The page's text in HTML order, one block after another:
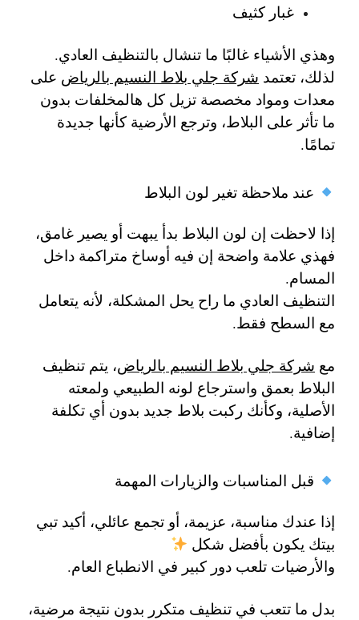
غبار كثيف
وهذي الأشياء غالبًا ما تنشال بالتنظيف العادي.
لذلك، تعتمد شركة جلي بلاط النسيم بالرياض على
معدات ومواد مخصصة تزيل كل هالمخلفات بدون
ما تأثر على البلاط، وترجع الأرضية كأنها جديدة
تمامًا.
عند ملاحظة تغير لون البلاط
إذا لاحظت إن لون البلاط بدأ يبهت أو يصير غامق،
فهذي علامة واضحة إن فيه أوساخ متراكمة داخل
المسام.
التنظيف العادي ما راح يحل المشكلة، لأنه يتعامل
مع السطح فقط.
مع شركة جلي بلاط النسيم بالرياض، يتم تنظيف
البلاط بعمق واسترجاع لونه الطبيعي ولمعته
الأصلية، وكأنك ركبت بلاط جديد بدون أي تكلفة
إضافية.
قبل المناسبات والزيارات المهمة
إذا عندك مناسبة، عزيمة، أو تجمع عائلي، أكيد تبي
بيتك يكون بأفضل شكل
والأرضيات تلعب دور كبير في الانطباع العام.
بدل ما تتعب في تنظيف متكرر بدون نتيجة مرضية،